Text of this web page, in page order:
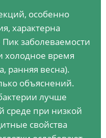
особенно
характерна
заболеваемости
холодное время
ранняя весна).
объяснений.
лучше
при низкой
свойства